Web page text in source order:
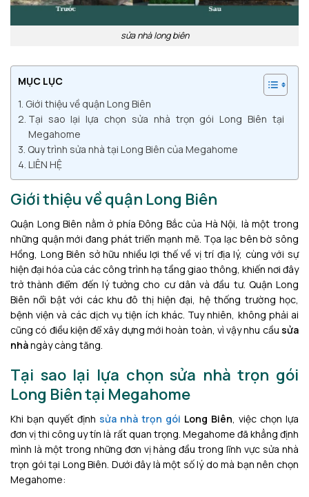
sửa nhà long biên
MỤC LỤC
Giới thiệu về quận Long Biên
Tại sao lại lựa chọn sửa nhà trọn gói Long Biên tại
Megahome
Quy trình sửa nhà tại Long Biên của Megahome
LIÊN HỆ
Giới thiệu về quận Long Biên
Quận Long Biên nằm ở phía Đông Bắc của Hà Nội, là một trong
những quận mới đang phát triển mạnh mẽ. Tọa lạc bên bờ sông
Hồng, Long Biên sở hữu nhiều lợi thế về vị trí địa lý, cùng với sự
hiện đại hóa của các công trình hạ tầng giao thông, khiến nơi đây
trở thành điểm đến lý tưởng cho cư dân và đầu tư. Quận Long
Biên nổi bật với các khu đô thị hiện đại, hệ thống trường học,
bệnh viện và các dịch vụ tiện ích khác. Tuy nhiên, không phải ai
cũng có điều kiện để xây dựng mới hoàn toàn, vì vậy nhu cầu sửa
nhàngày càng tăng.
Tại sao lại lựa chọn sửa nhà trọn gói
Long Biên tại Megahome
Khi bạn quyết định sửa nhà trọn gói Long Biên, việc chọn lựa
đơn vị thi công uy tín là rất quan trọng. Megahome đã khẳng định
mình là một trong những đơn vị hàng đầu trong lĩnh vực sửa nhà
trọn gói tại Long Biên. Dưới đây là một số lý do mà bạn nên chọn
Megahome: